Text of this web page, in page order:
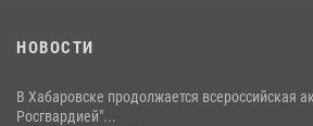
НОВОСТИ
В Хабаровске продолжается всероссийская
Росгвардией"...